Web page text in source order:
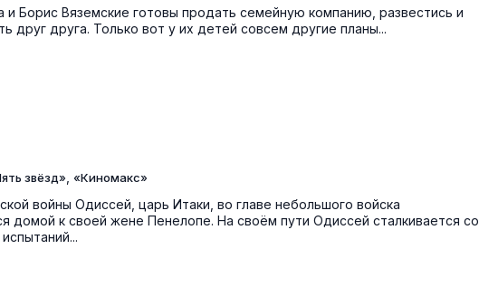
и Борис Вяземские готовы продать семейную компанию, развестись и
друг друга. Только вот у их детей совсем другие планы...
звёзд» «Киномакс»
войны Одиссей, царь Итаки, во главе небольшого войска
домой к своей жене Пенелопе. На своём пути Одиссей сталкивается со